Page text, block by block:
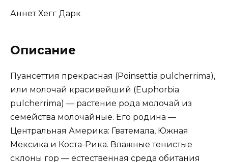
Аннет Хегг Дарк
Описание
Пуансеттия прекрасная (Poinsettia pulcherrima),
или молочай красивейший (Euphorbia
pulcherrima) — растение рода молочай из
семейства молочайные. Его родина —
Центральная Америка: Гватемала, Южная
Мексика и Коста-Рика. Влажные тенистые
склоны гор — естественная среда обитания